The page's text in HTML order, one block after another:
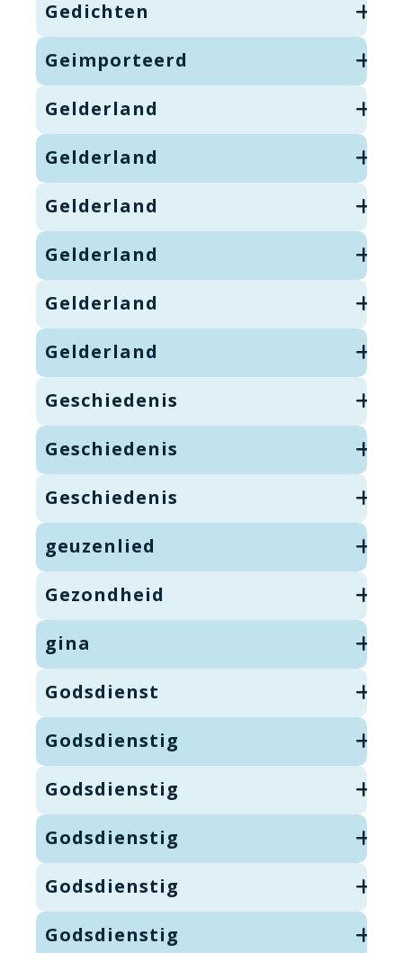
Gedichten
Geimporteerd
Gelderland
Gelderland
Gelderland
Gelderland
Gelderland
Gelderland
Geschiedenis
Geschiedenis
Geschiedenis
geuzenlied
Gezondheid
gina
Godsdienst
Godsdienstig
Godsdienstig
Godsdienstig
Godsdienstig
Godsdienstig